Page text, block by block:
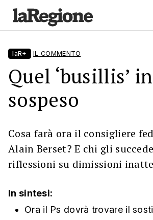
laR+ IL COMMENTO
Quel ‘busillis’ in
sospeso
Cosa farà ora il consigliere
Alain Berset? E chi gli
riflessioni su dimissioni
In sintesi:
Ora il Ps dovrà trovare il